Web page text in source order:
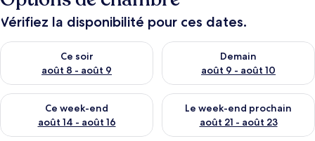
Vérifiez la disponibilité pour ces dates.
Ce soir
août 8 - août 9
Vérifier la disponibilité pour ce soir août 8 - août 9
Demain
août 9 - août 10
Vérifier la disponibilité pour
Ce week-end
août 14 - août 16
Vérifier la disponibilité pour ce week-end août 14 - août 16
Le week-end prochain
août 21 - août 23
Vérifier la disponibilité pour